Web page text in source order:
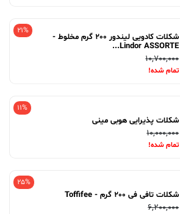
21%
شکلات کادویی لیندور 200 گرم مخلوط -
Lindor ASSORTE...
10,700,000
تمام شده!
11%
شکلات پذیرایی هوبی مینی
10,000,000
تمام شده!
25%
شکلات تافی فی 200 گرم - Toffifee
6,200,000